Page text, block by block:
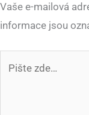
Vaše e-mailová
informace jsou